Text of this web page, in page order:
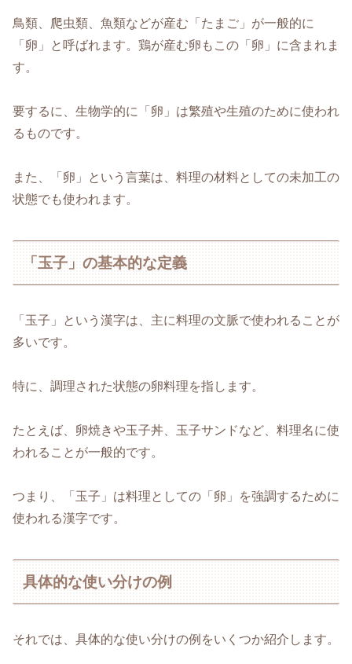
鳥類、爬虫類、魚類などが産む「たまご」が一般的に
「卵」と呼ばれます。鶏が産む卵もこの「卵」に含まれま
す。
要するに、生物学的に「卵」は繁殖や生殖のために使われ
るものです。
また、「卵」という言葉は、料理の材料としての未加工の
状態でも使われます。
「玉子」の基本的な定義
「玉子」という漢字は、主に料理の文脈で使われることが
多いです。
特に、調理された状態の卵料理を指します。
たとえば、卵焼きや玉子丼、玉子サンドなど、料理名に使
われることが一般的です。
つまり、「玉子」は料理としての「卵」を強調するために
使われる漢字です。
具体的な使い分けの例
それでは、具体的な使い分けの例をいくつか紹介します。